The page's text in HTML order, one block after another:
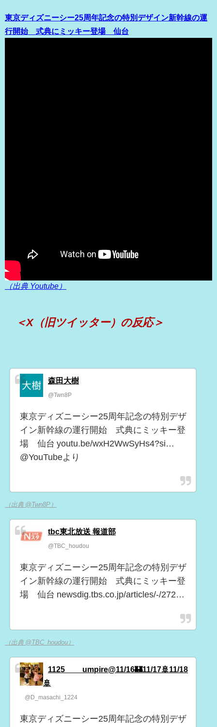
東京ディズニーシー25周年記念の特別デザイン新幹線の運
行開始 式典にミッキー登場 仙台
（出典 Youtube）
＜X（旧ツイッター）の反応＞
森田大樹
@Twn8P
東京ディズニーシー25周年記念の特別デザ
イン新幹線の運行開始 式典にミッキー登
場 仙台 youtu.be/wxH2WwSyHs4?si…
@YouTubeより
（出典 @Twn8P）
tbc東北放送 報道部
@TBC_houdou
東京ディズニーシー25周年記念の特別デザ
イン新幹線の運行開始 式典にミッキー登
場 仙台 newsdig.tbs.co.jp/articles/-/272…
（出典 @TBC_houdou）
1125____umpire@11/16🏰11/17🚢11/18
🚢
@D_masachi_1224
東京ディズニーシー25周年記念の特別デザ